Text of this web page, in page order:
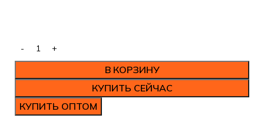
В КОРЗИНУ
КУПИТЬ СЕЙЧАС
КУПИТЬ ОПТОМ